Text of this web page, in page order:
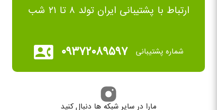
ارتباط با پشتیبانی ایران تولد ۸ تا ۲۱ شب
شماره پشتیبانی ۰۹۳۷۲۰۸۹۵۹۷
مارا در سایر شبکه ها دنبال کنید